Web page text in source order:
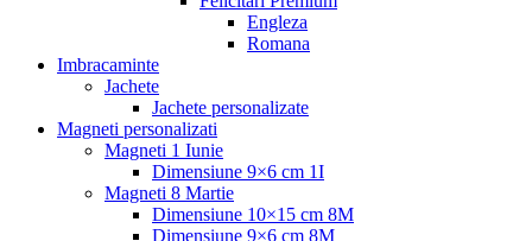
Engleza
Romana
Imbracaminte
Jachete
Jachete personalizate
Magneti personalizati
Magneti 1 Iunie
Dimensiune 9×6 cm 1I
Magneti 8 Martie
Dimensiune 10×15 cm 8M
Dimensiune 9×6 cm 8M